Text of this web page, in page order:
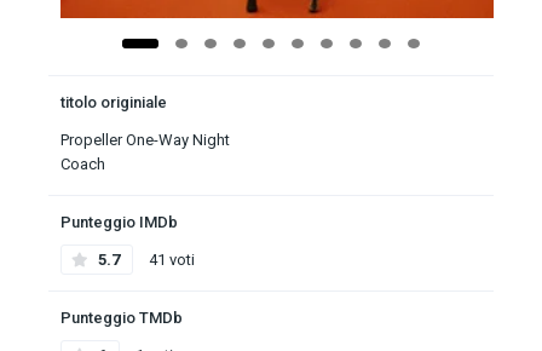
titolo originiale
Propeller One-Way Night
Coach
Punteggio IMDb
5.7 41 voti
Punteggio TMDb